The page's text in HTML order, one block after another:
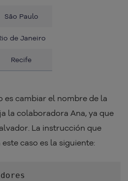
São Paulo
de Janeiro
Recife
es cambiar el nombre de la
la colaboradora Ana, ya que
La instrucción que
caso es la siguiente: